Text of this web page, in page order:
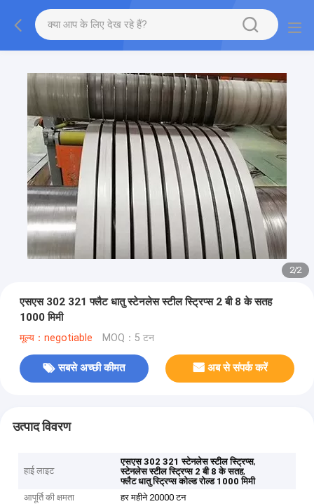
2/2
एसएस 302 321 फ्लैट धातु स्टेनलेस स्टील स्ट्रिप्स 2 बी 8 के सतह
1000 मिमी
मूल्य：negotiable MOQ：5 टन
सबसे अच्छी कीमत अब से संपर्क करें
उत्पाद विवरण
हाई लाइट
एसएस 302 321 स्टेनलेस स्टील स्ट्रिप्स,
स्टेनलेस स्टील स्ट्रिप्स 2 बी 8 के सतह,
फ्लैट धातु स्ट्रिप्स कोल्ड रोल्ड 1000 मिमी
आपूर्ति की क्षमता
हर महीने 20000 टन